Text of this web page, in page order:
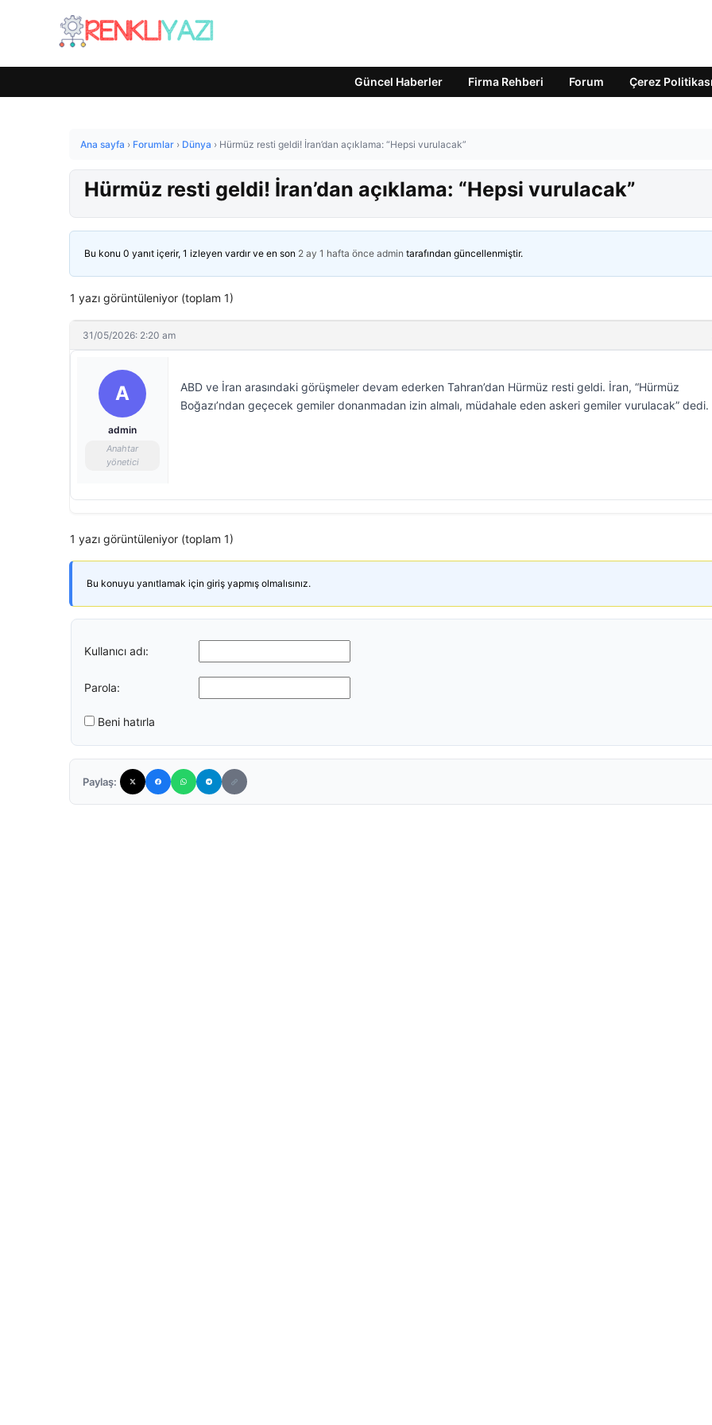
Güncel Haberler Firma Rehberi Forum Çerez Politikası
Ana sayfa › Forumlar › Dünya › Hürmüz resti geldi! İran’dan açıklama: “Hepsi vurulacak”
Hürmüz resti geldi! İran’dan açıklama: “Hepsi vurulacak”
Bu konu 0 yanıt içerir, 1 izleyen vardır ve en son 2 ay 1 hafta önce admin tarafından güncellenmiştir.
1 yazı görüntüleniyor (toplam 1)
31/05/2026: 2:20 am
A
admin
Anahtar
yönetici
ABD ve İran arasındaki görüşmeler devam ederken Tahran’dan Hürmüz resti geldi. İran, “Hürmüz
Boğazı’ndan geçecek gemiler donanmadan izin almalı, müdahale eden askeri gemiler vurulacak” dedi.
1 yazı görüntüleniyor (toplam 1)
Bu konuyu yanıtlamak için giriş yapmış olmalısınız.
Kullanıcı adı:
Parola:
Beni hatırla
Paylaş: